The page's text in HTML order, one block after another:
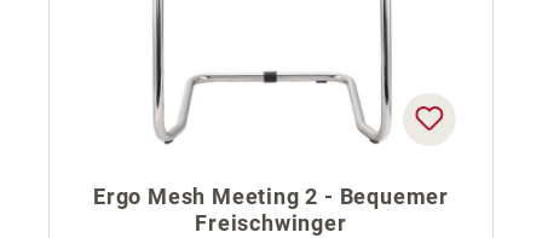
Ergo Mesh Meeting 2 - Bequemer
Freischwinger